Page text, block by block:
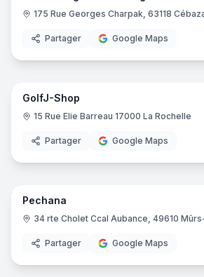
175 Rue Georges Charpak, 63118
Partager Google Maps
GolfJ-Shop
15 Rue Elie Barreau 17000 La Rochelle
Partager Google Maps
Pechana
34 rte Cholet Ccal Aubance, 49610
Partager Google Maps